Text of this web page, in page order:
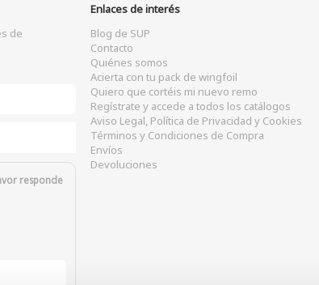
de
responde
Enlaces de interés
Blog de SUP
Contacto
Quiénes somos
Acierta con tu pack de wingfoil
Quiero que cortéis mi nuevo remo
Regístrate y accede a todos los catálogos
Aviso Legal, Política de Privacidad y Cookies
Términos y Condiciones de Compra
Envíos
Devoluciones